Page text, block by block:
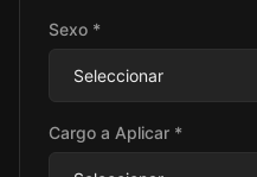
Sexo *
Cargo a Aplicar *